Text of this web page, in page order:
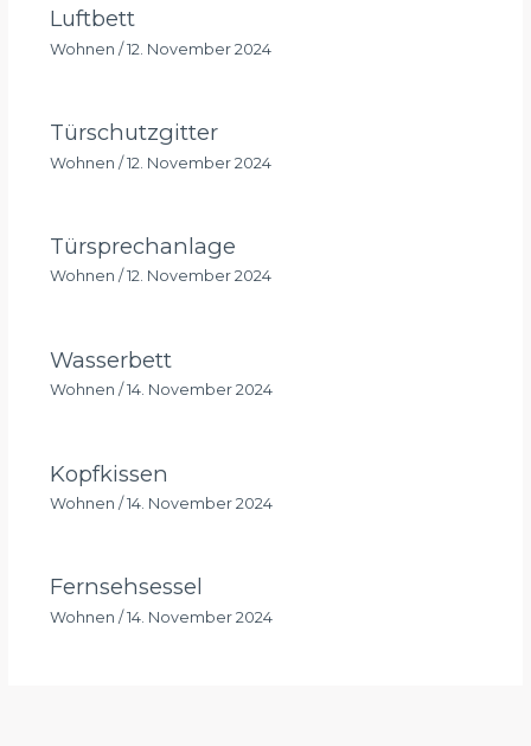
Luftbett
Wohnen /12. November 2024
Türschutzgitter
Wohnen /12. November 2024
Türsprechanlage
Wohnen / 12. November 2024
Wasserbett
Wohnen / 14. November 2024
Kopfkissen
Wohnen / 14. November 2024
Fernsehsessel
Wohnen / 14. November 2024